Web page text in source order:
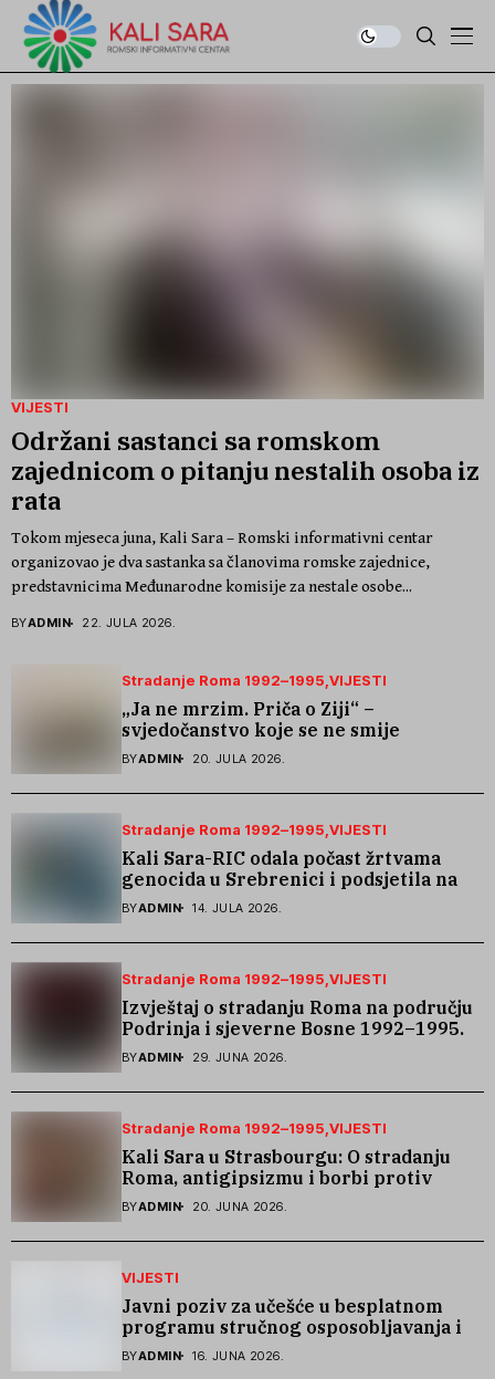
VIJESTI
Održani sastanci sa romskom
zajednicom o pitanju nestalih osoba iz
rata
Tokom mjeseca juna, Kali Sara – Romski informativni centar
organizovao je dva sastanka sa članovima romske zajednice,
predstavnicima Međunarodne komisije za nestale osobe...
BYADMIN 22. JULA 2026.
Stradanje Roma 1992–1995 VIJESTI
„Ja ne mrzim. Priča o Ziji“ –
svjedočanstvo koje se ne smije
zaboraviti
BYADMIN 20. JULA 2026.
Stradanje Roma 1992–1995 VIJESTI
Kali Sara-RIC odala počast žrtvama
genocida u Srebrenici i podsjetila na
stradanje Roma iz Skočića
BYADMIN 14. JULA 2026.
Stradanje Roma 1992–1995 VIJESTI
Izvještaj o stradanju Roma na području
Podrinja i sjeverne Bosne 1992–1995.
godine
BYADMIN 29. JUNA 2026.
Stradanje Roma 1992–1995 VIJESTI
Kali Sara u Strasbourgu: O stradanju
Roma, antigipsizmu i borbi protiv
govora mržnje
BYADMIN 20. JUNA 2026.
VIJESTI
Javni poziv za učešće u besplatnom
programu stručnog osposobljavanja i
podrške pri zapošljavanju
BYADMIN 16. JUNA 2026.